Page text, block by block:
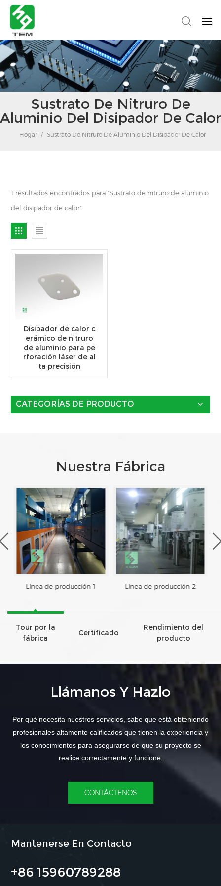
Sustrato De Nitruro De
Aluminio Del Disipador De Calor
Hogar / Sustrato De Nitruro De Aluminio Del Disipador De Calor
1 resultados encontrados para "Sustrato de nitruro de aluminio
del disipador de calor"
Disipador de calor c
erámico de nitruro
de aluminio para pe
rforación láser de al
ta precisión
CATEGORÍAS DE PRODUCTO
Nuestra Fábrica
Línea de producción 1 Línea de producción 2
Tour por la
fábrica
Certificado
Rendimiento del
producto
Llámanos Y Hazlo
Por qué necesita nuestros servicios, sabe que está obteniendo
profesionales altamente calificados que tienen la experiencia y
los conocimientos para asegurarse de que su proyecto se
realice correctamente y funcione.
CONTÁCTENOS
Mantenerse En Contacto
+86 15960789288